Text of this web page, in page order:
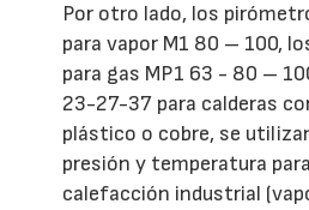
Por otro lado, los
para vapor M1 80 – 100,
para gas MP1 63 - 80 –
23-27-37 para calderas
plástico o cobre, se
presión y temperatura
calefacción industrial